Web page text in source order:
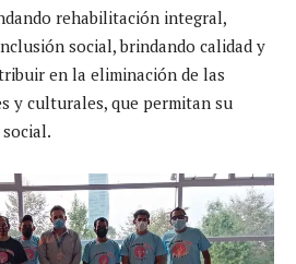
rehabilitación integral,
social, brindando calidad y
en la eliminación de las
y culturales, que permitan su